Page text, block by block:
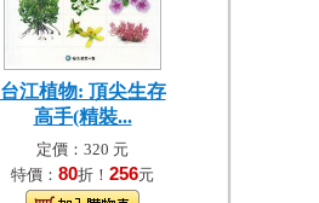
台江植物: 頂尖生存
高手(精裝...
定價：320 元
特價： 80折！ 256元